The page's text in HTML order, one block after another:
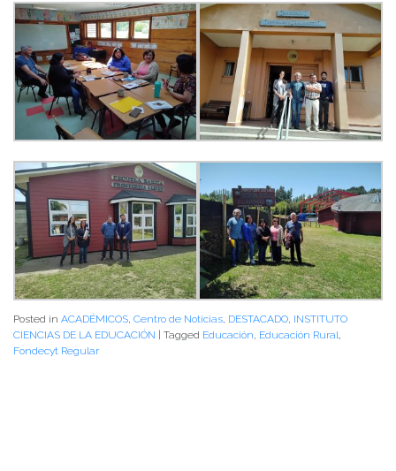
Posted in ACADÉMICOS, Centro de Noticias, DESTACADO, INSTITUTO
CIENCIAS DE LA EDUCACIÓN | Tagged Educación, Educación Rural,
Fondecyt Regular